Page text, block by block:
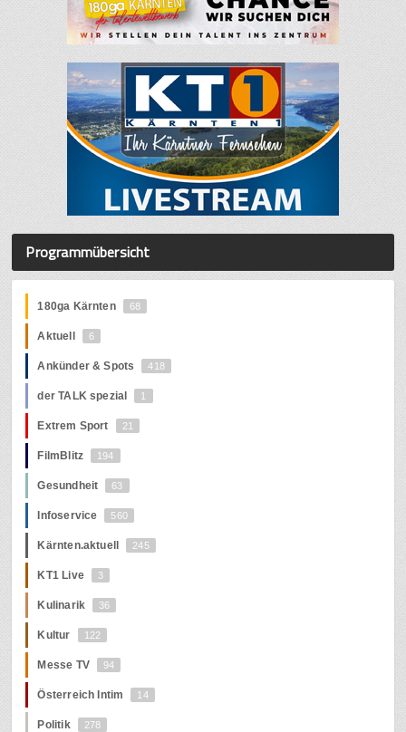
Programmübersicht
180ga Kärnten 68
Aktuell 6
Ankünder & Spots 418
der TALK spezial 1
Extrem Sport 21
FilmBlitz 194
Gesundheit 63
Infoservice 560
Kärnten.aktuell 245
KT1 Live 3
Kulinarik 36
Kultur 122
Messe TV 94
Österreich Intim 14
Politik 278